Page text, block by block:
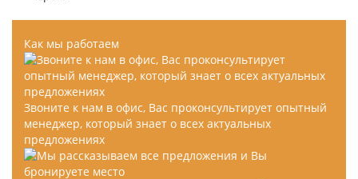
Как мы работаем
Звоните к нам в офис, Вас проконсультирует опытный
менеджер, который знает о всех актуальных
предложениях